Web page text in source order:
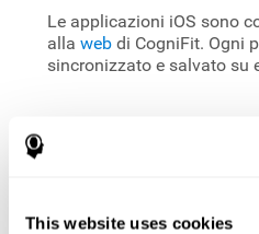
This website uses cookies
Le applicazioni iOS sono
alla webdi CogniFit. Ogni
sincronizzato e salvato su